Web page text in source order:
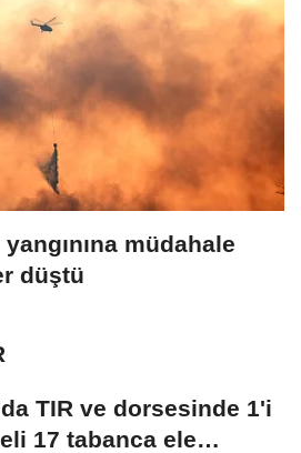
müdahale
düştü
TIR ve dorsesinde 1'i
17 tabanca ele